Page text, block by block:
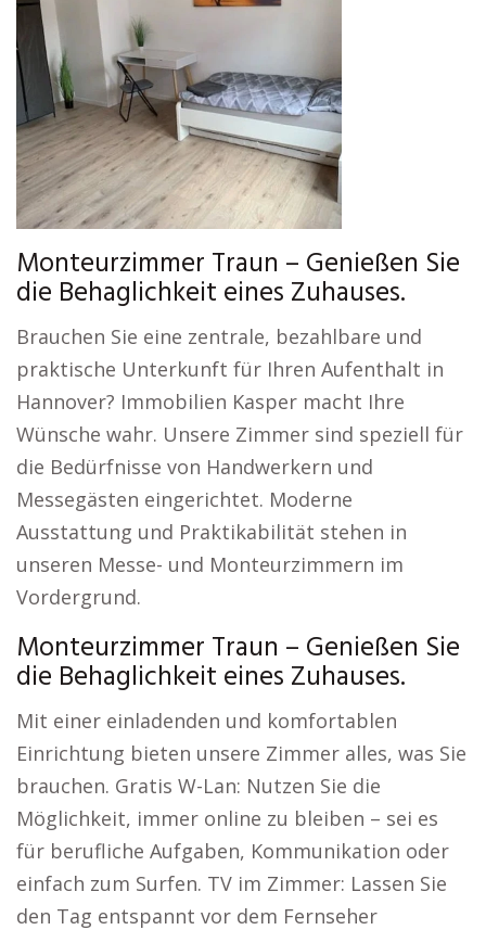
Monteurzimmer Traun – Genießen Sie
die Behaglichkeit eines Zuhauses.
Brauchen Sie eine zentrale, bezahlbare und
praktische Unterkunft für Ihren Aufenthalt in
Hannover? Immobilien Kasper macht Ihre
Wünsche wahr. Unsere Zimmer sind speziell für
die Bedürfnisse von Handwerkern und
Messegästen eingerichtet. Moderne
Ausstattung und Praktikabilität stehen in
unseren Messe- und Monteurzimmern im
Vordergrund.
Monteurzimmer Traun – Genießen Sie
die Behaglichkeit eines Zuhauses.
Mit einer einladenden und komfortablen
Einrichtung bieten unsere Zimmer alles, was Sie
brauchen. Gratis W-Lan: Nutzen Sie die
Möglichkeit, immer online zu bleiben – sei es
für berufliche Aufgaben, Kommunikation oder
einfach zum Surfen. TV im Zimmer: Lassen Sie
den Tag entspannt vor dem Fernseher